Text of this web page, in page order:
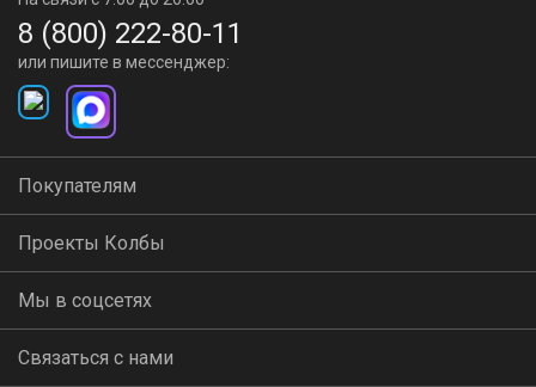
8 (800) 222-80-11
или пишите в мессенджер:
Покупателям
Проекты Колбы
Мы в соцсетях
Связаться с нами